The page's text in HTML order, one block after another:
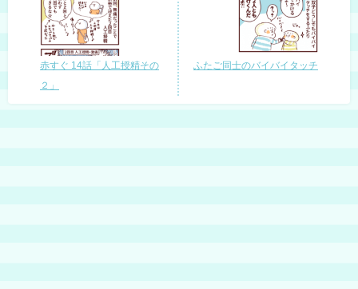
赤すぐ 14話「人工授精その
２」
ふたご同士のバイバイタッチ